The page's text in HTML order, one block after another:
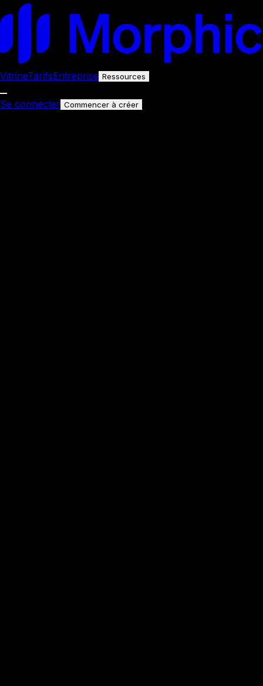
VitrineTarifsEntreprise Ressources
Se connecter Commencer à créer